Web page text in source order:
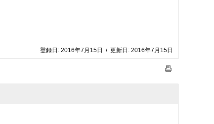
登録日: 2016年7月15日 / 更新日: 2016年7月15日